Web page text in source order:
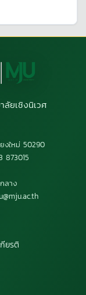
ลัยเชิงนิเวศ
งใหม่ 50290
873015
ลาง
ยรติ